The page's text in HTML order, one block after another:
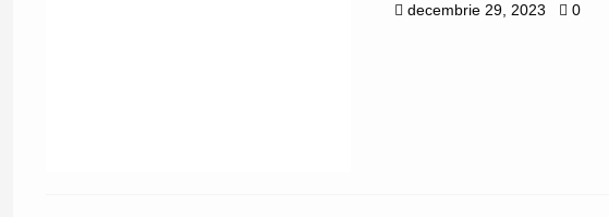
decembrie 29, 2023 0